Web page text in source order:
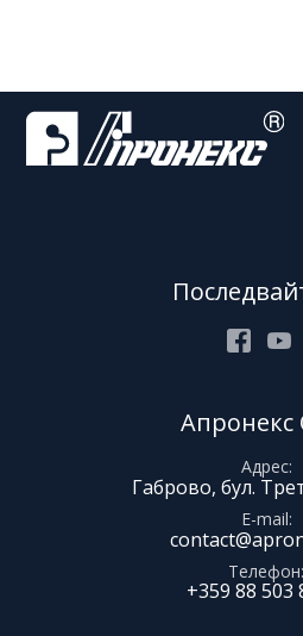
Адрес
Габрово, бул.
E-mail
Телефон
+359 88 503